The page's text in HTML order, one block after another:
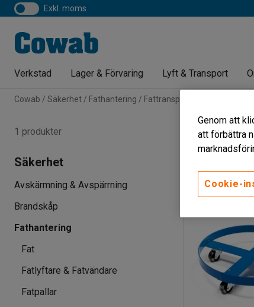
exkl. moms
Verkstad Lager & Förvaring Lyft & Transport
Cowab Säkerhet Fathantering Fattransport
Fattrallor
Diameter
1 produkter
Säkerhet
Avskärmning & Avspärrning
Brandskåp
Fathantering
Fat
Fatlyftare & Fatvändare
Fatpallar
Genom att
att förbättra
Cookie-